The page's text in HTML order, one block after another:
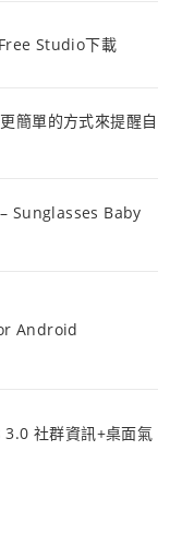
Studio下載
簡單的方式來提醒自
Sunglasses Baby
Android
社群資訊+桌面氣